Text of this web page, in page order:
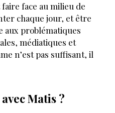
face au milieu de
chaque jour, et être
aux problématiques
médiatiques et
n’est pas suffisant, il
Matis ?